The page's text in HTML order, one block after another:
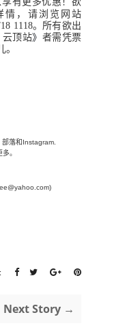
情，请浏览网站
1118。所有欲出
云顶站》 者需凭票
部落和Instagram.
。
Next Story →